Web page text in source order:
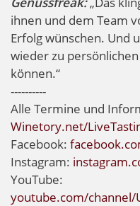
ihnen und dem Team
Erfolg wünschen. Und
wieder zu
können.“
----------
Alle Termine und
Winetory.net/
Facebook:
Instagram:
YouTube:
youtube.com/channel/